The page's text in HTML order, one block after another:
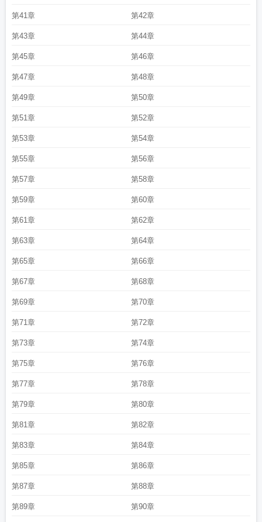
第41章 第42章
第43章 第44章
第45章 第46章
第47章 第48章
第49章 第50章
第51章 第52章
第53章 第54章
第55章 第56章
第57章 第58章
第59章 第60章
第61章 第62章
第63章 第64章
第65章 第66章
第67章 第68章
第69章 第70章
第71章 第72章
第73章 第74章
第75章 第76章
第77章 第78章
第79章 第80章
第81章 第82章
第83章 第84章
第85章 第86章
第87章 第88章
第89章 第90章